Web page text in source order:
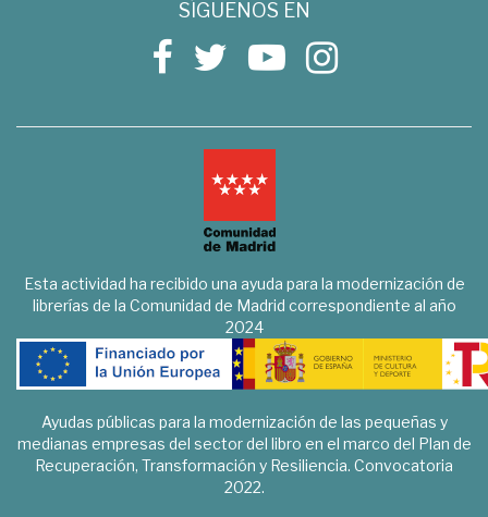
SÍGUENOS EN
Esta actividad ha recibido una ayuda para la modernización de
librerías de la Comunidad de Madrid correspondiente al año
2024
Ayudas públicas para la modernización de las pequeñas y
medianas empresas del sector del libro en el marco del Plan de
Recuperación, Transformación y Resiliencia. Convocatoria
2022.